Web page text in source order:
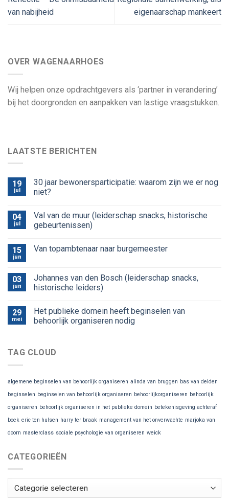
van nabijheid
eigenaarschap mankeert
OVER WAGENAARHOES
Wij helpen onze opdrachtgevers als ‘partner in verandering’
bij het doorgronden en aanpakken van lastige vraagstukken.
LAATSTE BERICHTEN
19
jul
30 jaar bewonersparticipatie: waarom zijn we er nog
niet?
04
jul
Val van de muur (leiderschap snacks, historische
gebeurtenissen)
15
jun
Van topambtenaar naar burgemeester
03
jun
Johannes van den Bosch (leiderschap snacks,
historische leiders)
29
mei
Het publieke domein heeft beginselen van
behoorlijk organiseren nodig
TAG CLOUD
algemene beginselen van behoorlijk organiseren alinda van bruggen bas van delden
beginselen beginselen van behoorlijk organiseren behoorlijkorganiseren behoorlijk
organiseren behoorlijk organiseren in het publieke domein betekenisgeving achteraf
boek eric ten hulsen harry ter braak management van het onverwachte marjoka van
doorn masterclass sociale psychologie van organiseren weick
CATEGORIEËN
Categorieën